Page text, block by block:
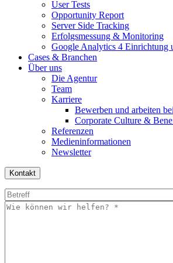
User Tests
Opportunity Report
Server Side Tracking
Erfolgsmessung & Monitoring
Google Analytics 4 Einrichtung
Cases & Branchen
Über uns
Die Agentur
Team
Karriere
Bewerben und arbeiten
Corporate Culture &
Referenzen
Medieninformationen
Newsletter
Kontakt